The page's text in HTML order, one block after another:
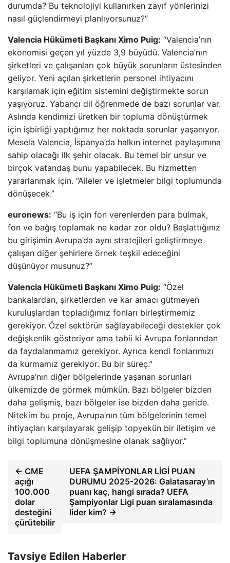
durumda? Bu teknolojiyi kullanırken zayıf yönlerinizi
nasıl güçlendirmeyi planlıyorsunuz?”
Valencia Hükümeti Başkanı Ximo Puig: “Valencia’nın
ekonomisi geçen yıl yüzde 3,9 büyüdü. Valencia’nın
şirketleri ve çalışanları çok büyük sorunların üstesinden
geliyor. Yeni açılan şirketlerin personel ihtiyacını
karşılamak için eğitim sistemini değiştirmekte sorun
yaşıyoruz. Yabancı dil öğrenmede de bazı sorunlar var.
Aslında kendimizi üretken bir topluma dönüştürmek
için işbirliği yaptığımız her noktada sorunlar yaşanıyor.
Mesela Valencia, İspanya’da halkın internet paylaşımına
sahip olacağı ilk şehir olacak. Bu temel bir unsur ve
birçok vatandaş bunu yapabilecek. Bu hizmetten
yararlanmak için. “Aileler ve işletmeler bilgi toplumunda
dönüşecek.”
euronews: “Bu iş için fon verenlerden para bulmak,
fon ve bağış toplamak ne kadar zor oldu? Başlattığınız
bu girişimin Avrupa’da aynı stratejileri geliştirmeye
çalışan diğer şehirlere örnek teşkil edeceğini
düşünüyor musunuz?”
Valencia Hükümeti Başkanı Ximo Puig: “Özel
bankalardan, şirketlerden ve kar amacı gütmeyen
kuruluşlardan topladığımız fonları birleştirmemiz
gerekiyor. Özel sektörün sağlayabileceği destekler çok
değişkenlik gösteriyor ama tabii ki Avrupa fonlarından
da faydalanmamız gerekiyor. Ayrıca kendi fonlarımızı
da kurmamız gerekiyor. Bu bir süreç.”
Avrupa’nın diğer bölgelerinde yaşanan sorunları
ülkemizde de görmek mümkün. Bazı bölgeler bizden
daha gelişmiş, bazı bölgeler ise bizden daha geride.
Nitekim bu proje, Avrupa’nın tüm bölgelerinin temel
ihtiyaçları karşılayarak gelişip topyekün bir iletişim ve
bilgi toplumuna dönüşmesine olanak sağlıyor.”
← CME
açığı
100.000
dolar
desteğini
çürütebilir
UEFA ŞAMPİYONLAR LİGİ PUAN
DURUMU 2025-2026: Galatasaray’ın
puanı kaç, hangi sırada? UEFA
Şampiyonlar Ligi puan sıralamasında
lider kim? →
Tavsiye Edilen Haberler